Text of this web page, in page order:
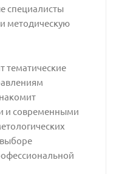
специалисты
методическую
тематические
и современными